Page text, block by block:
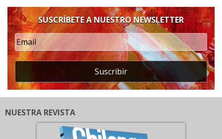
SUSCRÍBETE A NUESTRO NEWSLETTER
Suscribir
NUESTRA REVISTA